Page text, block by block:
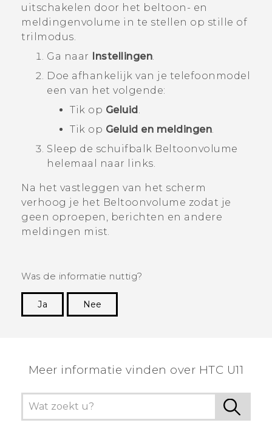
Aanmelden
uitschakelen door het beltoon- en
meldingenvolume in te stellen op stille of
trilmodus.
Ga naar
Instellingen.
Doe afhankelijk van je telefoonmodel
een van het volgende:
Tik op Geluid .
Tik op Geluid en meldingen.
Sleep de schuifbalk Beltoonvolume
helemaal naar links.
Na het vastleggen van het scherm
verhoog je het Beltoonvolume zodat je
geen oproepen, berichten en andere
meldingen mist.
Was de informatie nuttig?
Ja
Nee
Meer informatie vinden over HTC U11